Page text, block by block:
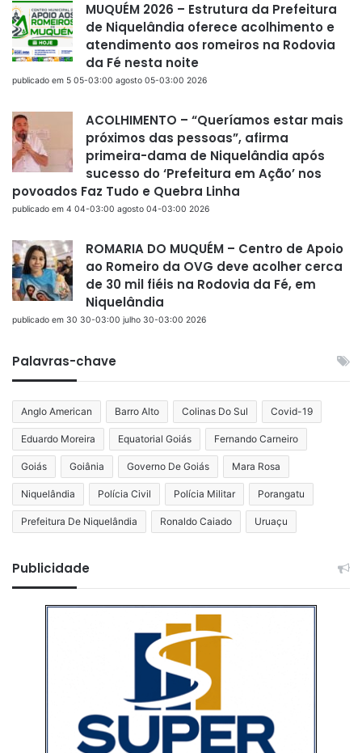
MUQUÉM 2026 – Estrutura da Prefeitura
de Niquelândia oferece acolhimento e
atendimento aos romeiros na Rodovia
da Fé nesta noite
publicado em 5 05-03:00 agosto 05-03:00 2026
ACOLHIMENTO – “Queríamos estar mais
próximos das pessoas”, afirma
primeira-dama de Niquelândia após
sucesso do ‘Prefeitura em Ação’ nos
povoados Faz Tudo e Quebra Linha
publicado em 4 04-03:00 agosto 04-03:00 2026
ROMARIA DO MUQUÉM – Centro de Apoio
ao Romeiro da OVG deve acolher cerca
de 30 mil fiéis na Rodovia da Fé, em
Niquelândia
publicado em 30 30-03:00 julho 30-03:00 2026
Palavras-chave
Anglo American Barro Alto Colinas Do Sul Covid-19
Eduardo Moreira Equatorial Goiás Fernando Carneiro
Goiás Goiânia Governo De Goiás Mara Rosa
Niquelândia Polícia Civil Polícia Militar Porangatu
Prefeitura De Niquelândia Ronaldo Caiado Uruaçu
Publicidade